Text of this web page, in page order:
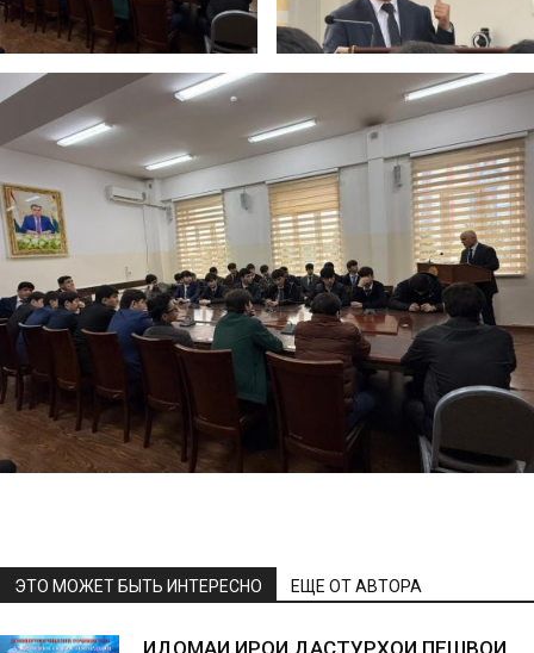
ЭТО МОЖЕТ БЫТЬ ИНТЕРЕСНО ЕЩЕ ОТ АВТОРА
ИДОМАИ ИҶРОИ ДАСТУРҲОИ ПЕШВОИ